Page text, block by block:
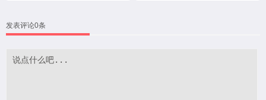
发表评论0条